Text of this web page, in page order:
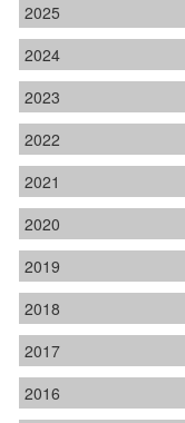
2025
2024
2023
2022
2021
2020
2019
2018
2017
2016